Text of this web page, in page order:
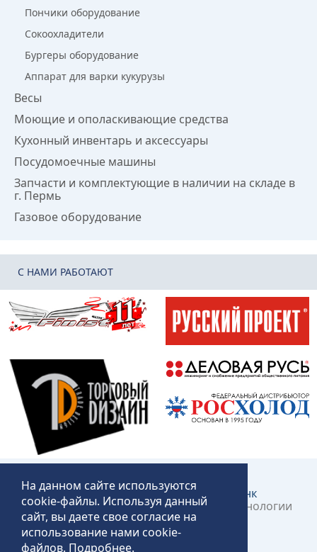
Пончики оборудование
Сокоохладители
Бургеры оборудование
Аппарат для варки кукурузы
Весы
Моющие и ополаскивающие средства
Кухонный инвентарь и аксессуары
Посудомоечные машины
Запчасти и комплектующие в наличии на складе в
г. Пермь
Газовое оборудование
C НАМИ РАБОТАЮТ
Создание и продвижение сайта:КликЛинк
©2018 – 2026 «Технопит» – Пермские технологии
общественного питания
На данном сайте используются
cookie-файлы. Используя данный
сайт, вы даете свое согласие на
использование нами cookie-
файлов. Подробнее.